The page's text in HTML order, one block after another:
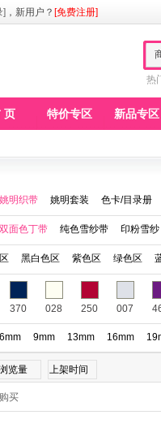
] ，新用户？ [免费注册]
热
页 特价专区 新品专区
姚明织带 姚明套装 色卡/目录册
双面色丁带 纯色雪纱带 印粉雪纱
黑白色区 紫色区 绿色区
370 028 250 007
146 148 149 150
176
6mm 9mm 13mm 16mm
览量 上架时间
买